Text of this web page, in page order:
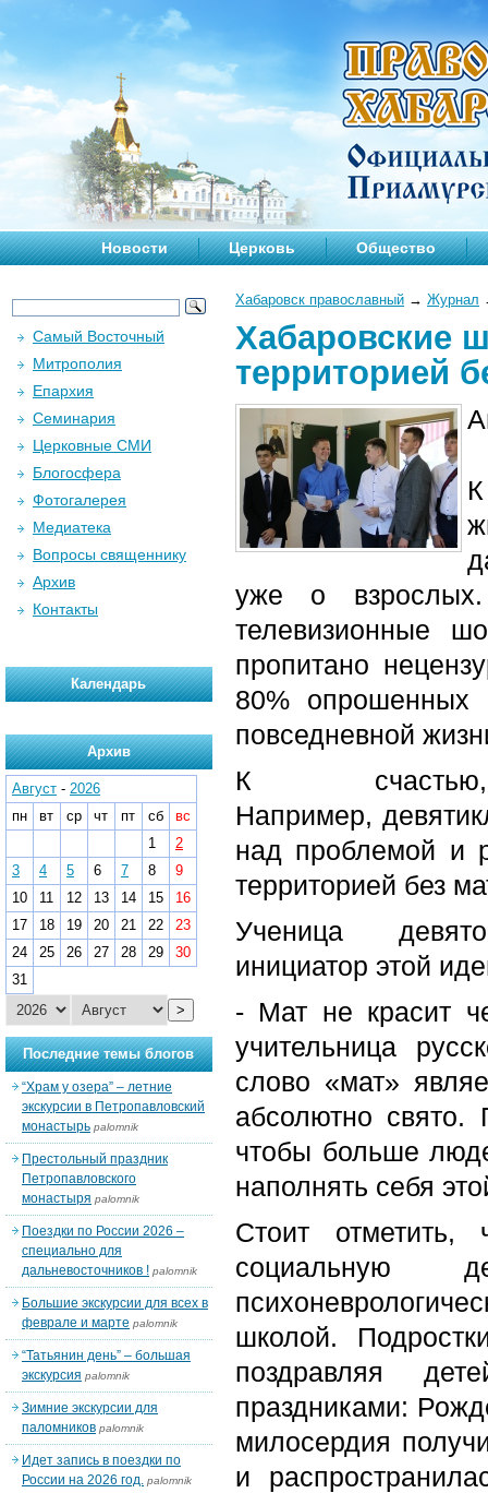
Новости Церковь Общество
Хабаровск православный → Журнал
Хабаровские
территорией
уже о взрослых.
телевизионные
пропитано
80% опрошенных
повседневной
К
Например,
над проблемой и
территорией без
Ученица
инициатор этой
- Мат не красит
учительница
слово «мат»
абсолютно свято.
чтобы больше
наполнять себя
Стоит
социальную
школой.
поздравляя
праздниками:
милосердия
и
Самый Восточный
Митрополия
Епархия
Семинария
Церковные СМИ
Блогосфера
Фотогалерея
Медиатека
Вопросы священнику
Архив
Контакты
Календарь
Архив
Август - 2026
пн
вт ср чт пт сб
вс
1
2
3
4 5 6 7 8
9
10
11 12 13 14 15
16
17
18 19 20 21 22
23
24
25 26 27 28 29
30
31
>
Последние темы блогов
“Храм у озера” – летние
экскурсии в Петропавловский
монастырь palomnik
Престольный праздник
Петропавловского
монастыря palomnik
Поездки по России 2026 –
специально для
дальневосточников ! palomnik
Большие экскурсии для всех в
феврале и марте palomnik
“Татьянин день” – большая
экскурсия palomnik
Зимние экскурсии для
паломников palomnik
Идет запись в поездки по
России на 2026 год. palomnik